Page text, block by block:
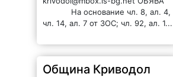
отдава под наем имот
в Главаци